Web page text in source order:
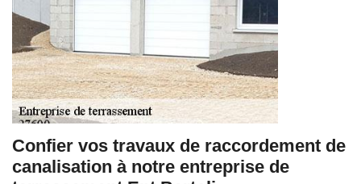
Confier vos travaux de raccordement de
canalisation à notre entreprise de